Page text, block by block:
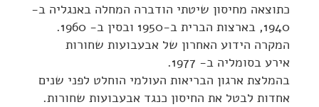
כתוצאה מחיסון שיטתי הודברה המחלה באנגליה ב-
1940, בארצות הברית ב-1950 ובסין ב- 1960.
המקרה הידוע האחרון של אבעבועות שחורות
אירע בסומליה ב- 1977.
בהמלצת ארגון הבריאות העולמי הוחלט לפני שנים
אחדות לבטל את החיסון כנגד אבעבועות שחורות.